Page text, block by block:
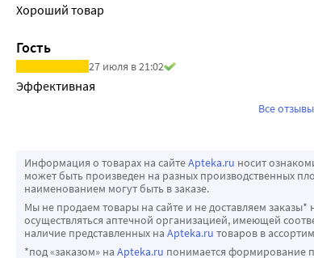
Хороший товар
Гость
27 июля в 21:02
Эффективная
Все
Информация о товарах на сайтеApteka.ru носит
может быть произведен на разных производственных
наименованием могут быть в заказе.
Мы не продаем товары на сайте и не доставляем
осуществляться аптечной организацией, имеющей
наличие представленных на Apteka.ru товаров в
*под «заказом» на Apteka.ru понимается формирование